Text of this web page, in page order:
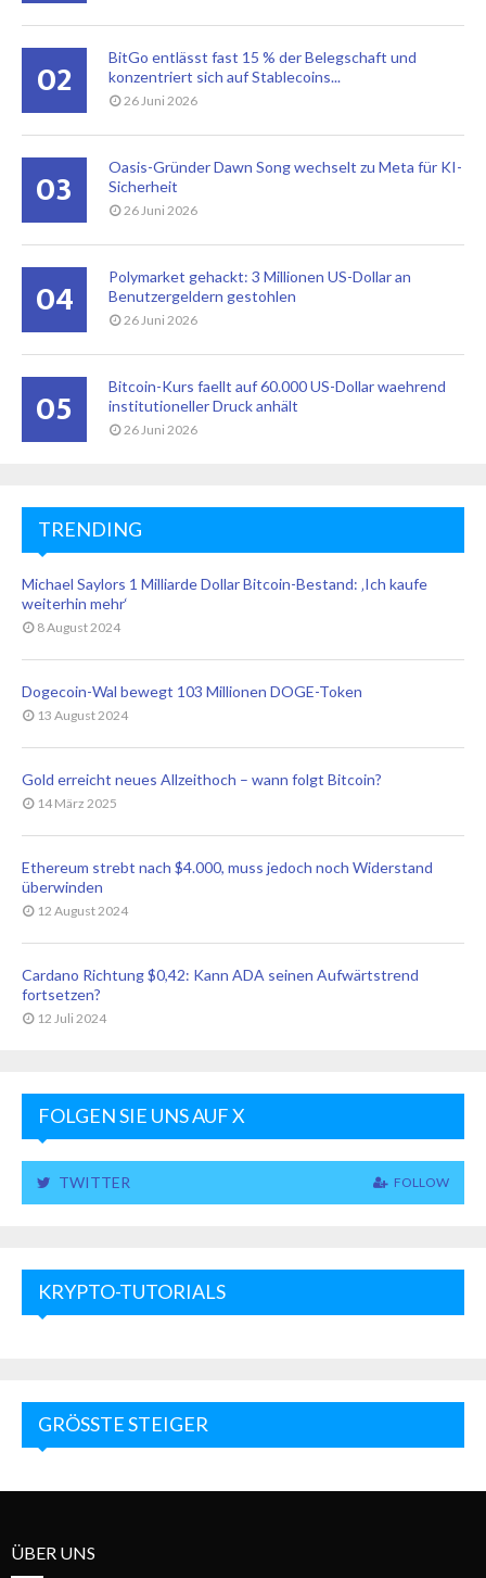
02
BitGo entlässt fast 15 % der Belegschaft und
konzentriert sich auf Stablecoins...
26 Juni 2026
03
Oasis-Gründer Dawn Song wechselt zu Meta für KI-
Sicherheit
26 Juni 2026
04
Polymarket gehackt: 3 Millionen US-Dollar an
Benutzergeldern gestohlen
26 Juni 2026
05
Bitcoin-Kurs faellt auf 60.000 US-Dollar waehrend
institutioneller Druck anhält
26 Juni 2026
TRENDING
Michael Saylors 1 Milliarde Dollar Bitcoin-Bestand: ‚Ich kaufe
weiterhin mehr‘
8 August 2024
Dogecoin-Wal bewegt 103 Millionen DOGE-Token
13 August 2024
Gold erreicht neues Allzeithoch – wann folgt Bitcoin?
14 März 2025
Ethereum strebt nach $4.000, muss jedoch noch Widerstand
überwinden
12 August 2024
Cardano Richtung $0,42: Kann ADA seinen Aufwärtstrend
fortsetzen?
12 Juli 2024
FOLGEN SIE UNS AUF X
TWITTER FOLLOW
KRYPTO-TUTORIALS
GRÖSSTE STEIGER
ÜBER UNS